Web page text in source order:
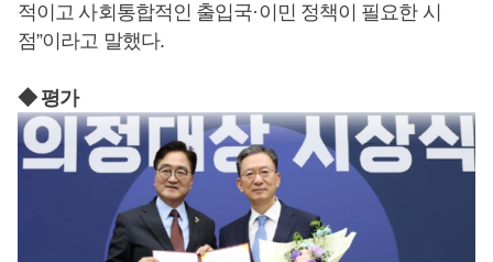
적이고 사회통합적인 출입국·이민 정책이 필요한 시
점”이라고 말했다.
◆ 평가